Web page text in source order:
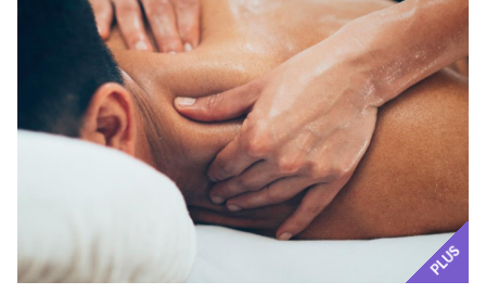
PLUS